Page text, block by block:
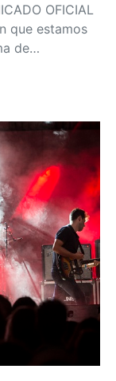
OFICIAL
que estamos
de…